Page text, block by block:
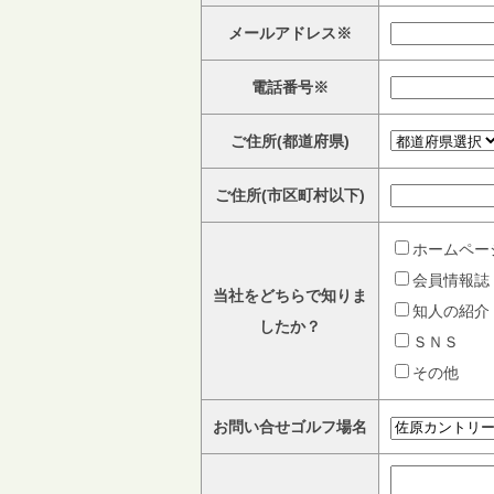
メールアドレス※
電話番号※
ご住所(都道府県)
ご住所(市区町村以下)
当社をどちらで知りま
したか？
ホームペー
会員情報誌
知人の紹介
ＳＮＳ
その他
お問い合せゴルフ場名